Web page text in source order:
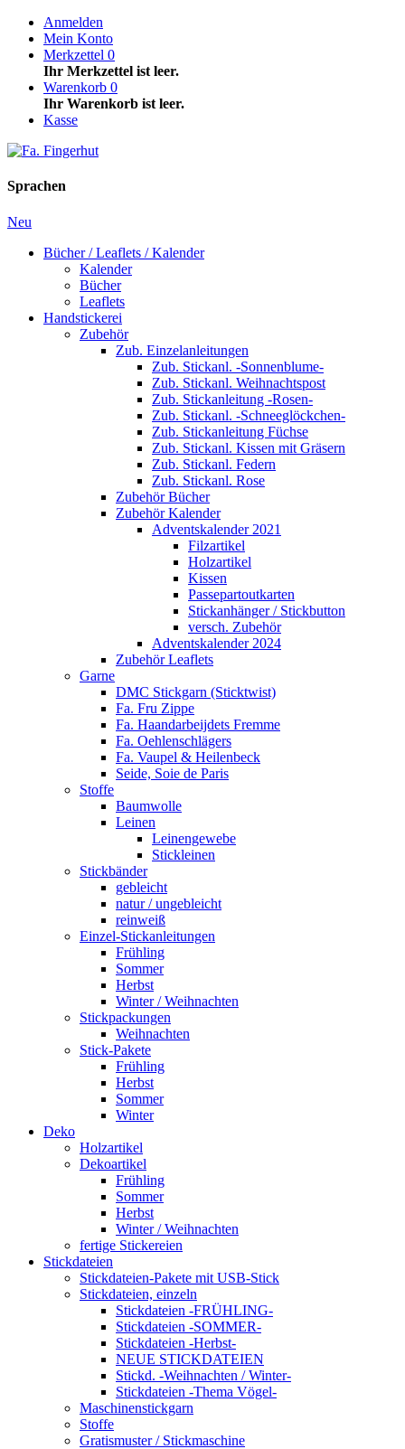
Anmelden
Mein Konto
Merkzettel 0
Ihr Merkzettel ist leer.
Warenkorb 0
Ihr Warenkorb ist leer.
Kasse
Sprachen
Neu
Bücher / Leaflets / Kalender
Kalender
Bücher
Leaflets
Handstickerei
Zubehör
Zub. Einzelanleitungen
Zub. Stickanl. -Sonnenblume-
Zub. Stickanl. Weihnachtspost
Zub. Stickanleitung -Rosen-
Zub. Stickanl. -Schneeglöckchen-
Zub. Stickanleitung Füchse
Zub. Stickanl. Kissen mit Gräsern
Zub. Stickanl. Federn
Zub. Stickanl. Rose
Zubehör Bücher
Zubehör Kalender
Adventskalender 2021
Filzartikel
Holzartikel
Kissen
Passepartoutkarten
Stickanhänger / Stickbutton
versch. Zubehör
Adventskalender 2024
Zubehör Leaflets
Garne
DMC Stickgarn (Sticktwist)
Fa. Fru Zippe
Fa. Haandarbeijdets Fremme
Fa. Oehlenschlägers
Fa. Vaupel & Heilenbeck
Seide, Soie de Paris
Stoffe
Baumwolle
Leinen
Leinengewebe
Stickleinen
Stickbänder
gebleicht
natur / ungebleicht
reinweiß
Einzel-Stickanleitungen
Frühling
Sommer
Herbst
Winter / Weihnachten
Stickpackungen
Weihnachten
Stick-Pakete
Frühling
Herbst
Sommer
Winter
Deko
Holzartikel
Dekoartikel
Frühling
Sommer
Herbst
Winter / Weihnachten
fertige Stickereien
Stickdateien
Stickdateien-Pakete mit USB-Stick
Stickdateien, einzeln
Stickdateien -FRÜHLING-
Stickdateien -SOMMER-
Stickdateien -Herbst-
NEUE STICKDATEIEN
Stickd. -Weihnachten / Winter-
Stickdateien -Thema Vögel-
Maschinenstickgarn
Stoffe
Gratismuster / Stickmaschine